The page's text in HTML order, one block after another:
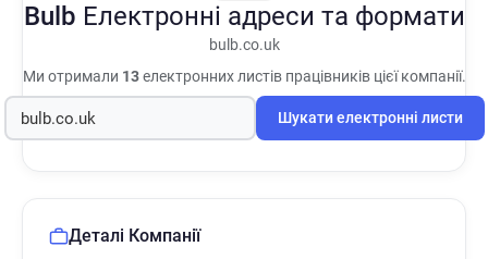
Bulb Електронні адреси та формати
bulb.co.uk
Ми отримали 13електронних листів працівників цієї компанії.
Шукати електронні листи
Деталі Компанії